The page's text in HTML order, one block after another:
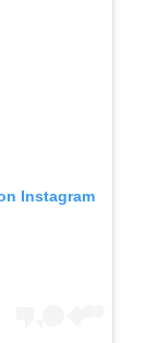
Instagram